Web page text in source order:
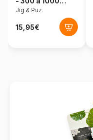
pièces
Jig & Puz